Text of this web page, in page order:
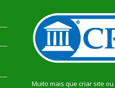
Muito mais que criar site ou